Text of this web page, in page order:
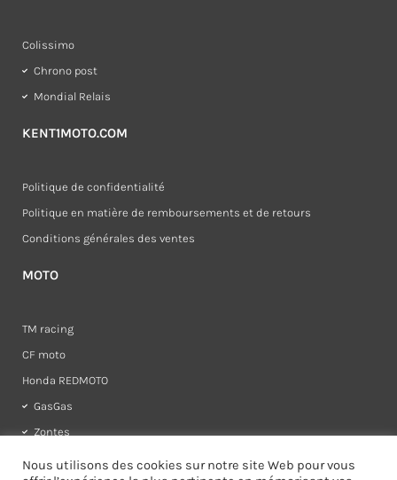
MOTO
TM racing
CF moto
Honda REDMOTO
GasGas
Zontes
KENT1MOTO.COM
Politique de confidentialité
Politique en matière de remboursements et de retours
Conditions générales des ventes
Colissimo
Chrono post
Mondial Relais
Nous utilisons des cookies sur notre site Web pour vous